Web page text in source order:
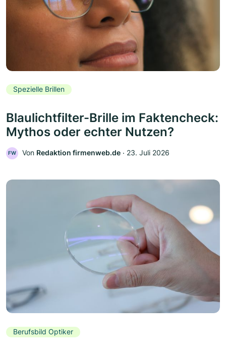
Spezielle Brillen
Blaulichtfilter-Brille im Faktencheck:
Mythos oder echter Nutzen?
FW Von Redaktion firmenweb.de ‧ 23. Juli 2026
Berufsbild Optiker